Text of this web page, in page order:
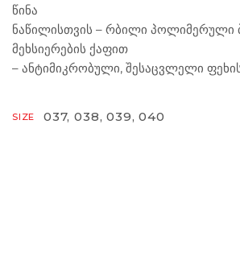
წინა
ნაწილისთვის – რბილი პოლიმერული
მეხსიერების ქაფით
– ანტიმიკრობული, შესაცვლელი
SIZE 037, 038, 039, 040